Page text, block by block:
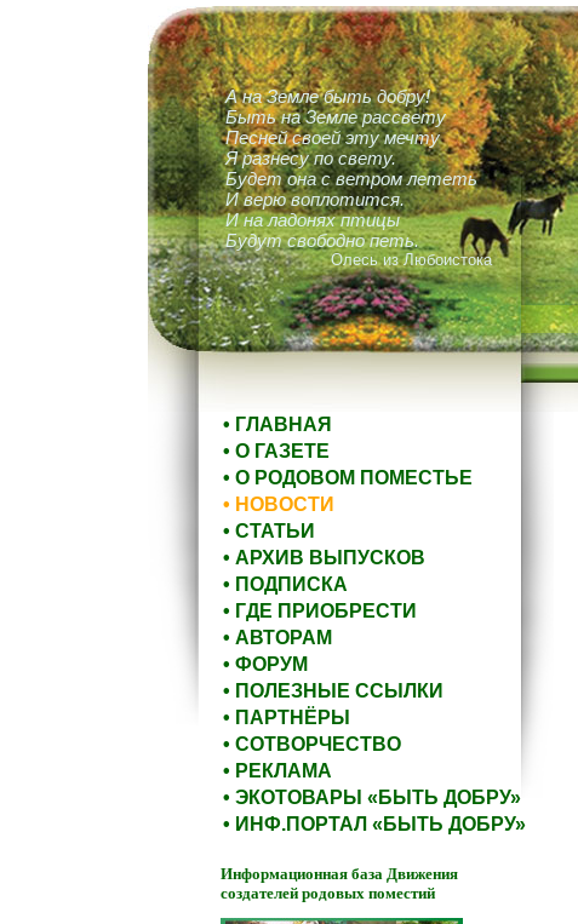
А на Земле быть добру!
Быть на Земле рассвету
Песней своей эту мечту
Я разнесу по свету.
Будет она с ветром лететь
И верю воплотится.
И на ладонях птицы
Будут свободно петь.
Олесь из Любоистока
• ГЛАВНАЯ
• О ГАЗЕТЕ
• О РОДОВОМ ПОМЕСТЬЕ
• НОВОСТИ
• СТАТЬИ
• АРХИВ ВЫПУСКОВ
• ПОДПИСКА
• ГДЕ ПРИОБРЕСТИ
• АВТОРАМ
• ФОРУМ
• ПОЛЕЗНЫЕ ССЫЛКИ
• ПАРТНЁРЫ
• СОТВОРЧЕСТВО
• РЕКЛАМА
• ЭКОТОВАРЫ «БЫТЬ ДОБРУ»
• ИНФ.ПОРТАЛ «БЫТЬ ДОБРУ»
Информационная база Движения
создателей родовых поместий